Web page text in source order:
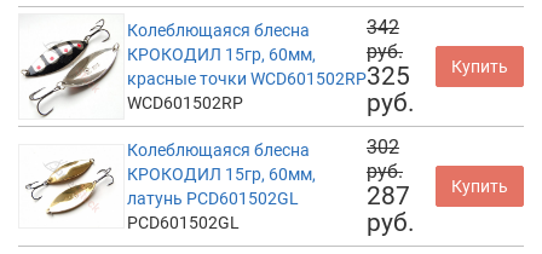
Колеблющаяся блесна
КРОКОДИЛ 15гр, 60мм,
красные точки WCD601502RP
WCD601502RP
342
руб.
325
руб.
Купить
Колеблющаяся блесна
КРОКОДИЛ 15гр, 60мм,
латунь PCD601502GL
PCD601502GL
302
руб.
287
руб.
Купить